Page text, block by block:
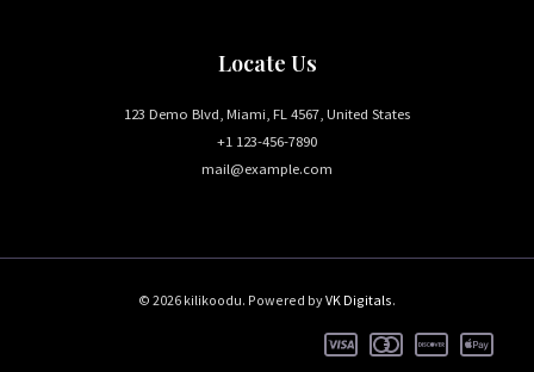
Locate Us
123 Demo Blvd, Miami, FL 4567, United States
+1 123-456-7890
mail@example.com
© 2026 kilikoodu. Powered byVK Digitals.